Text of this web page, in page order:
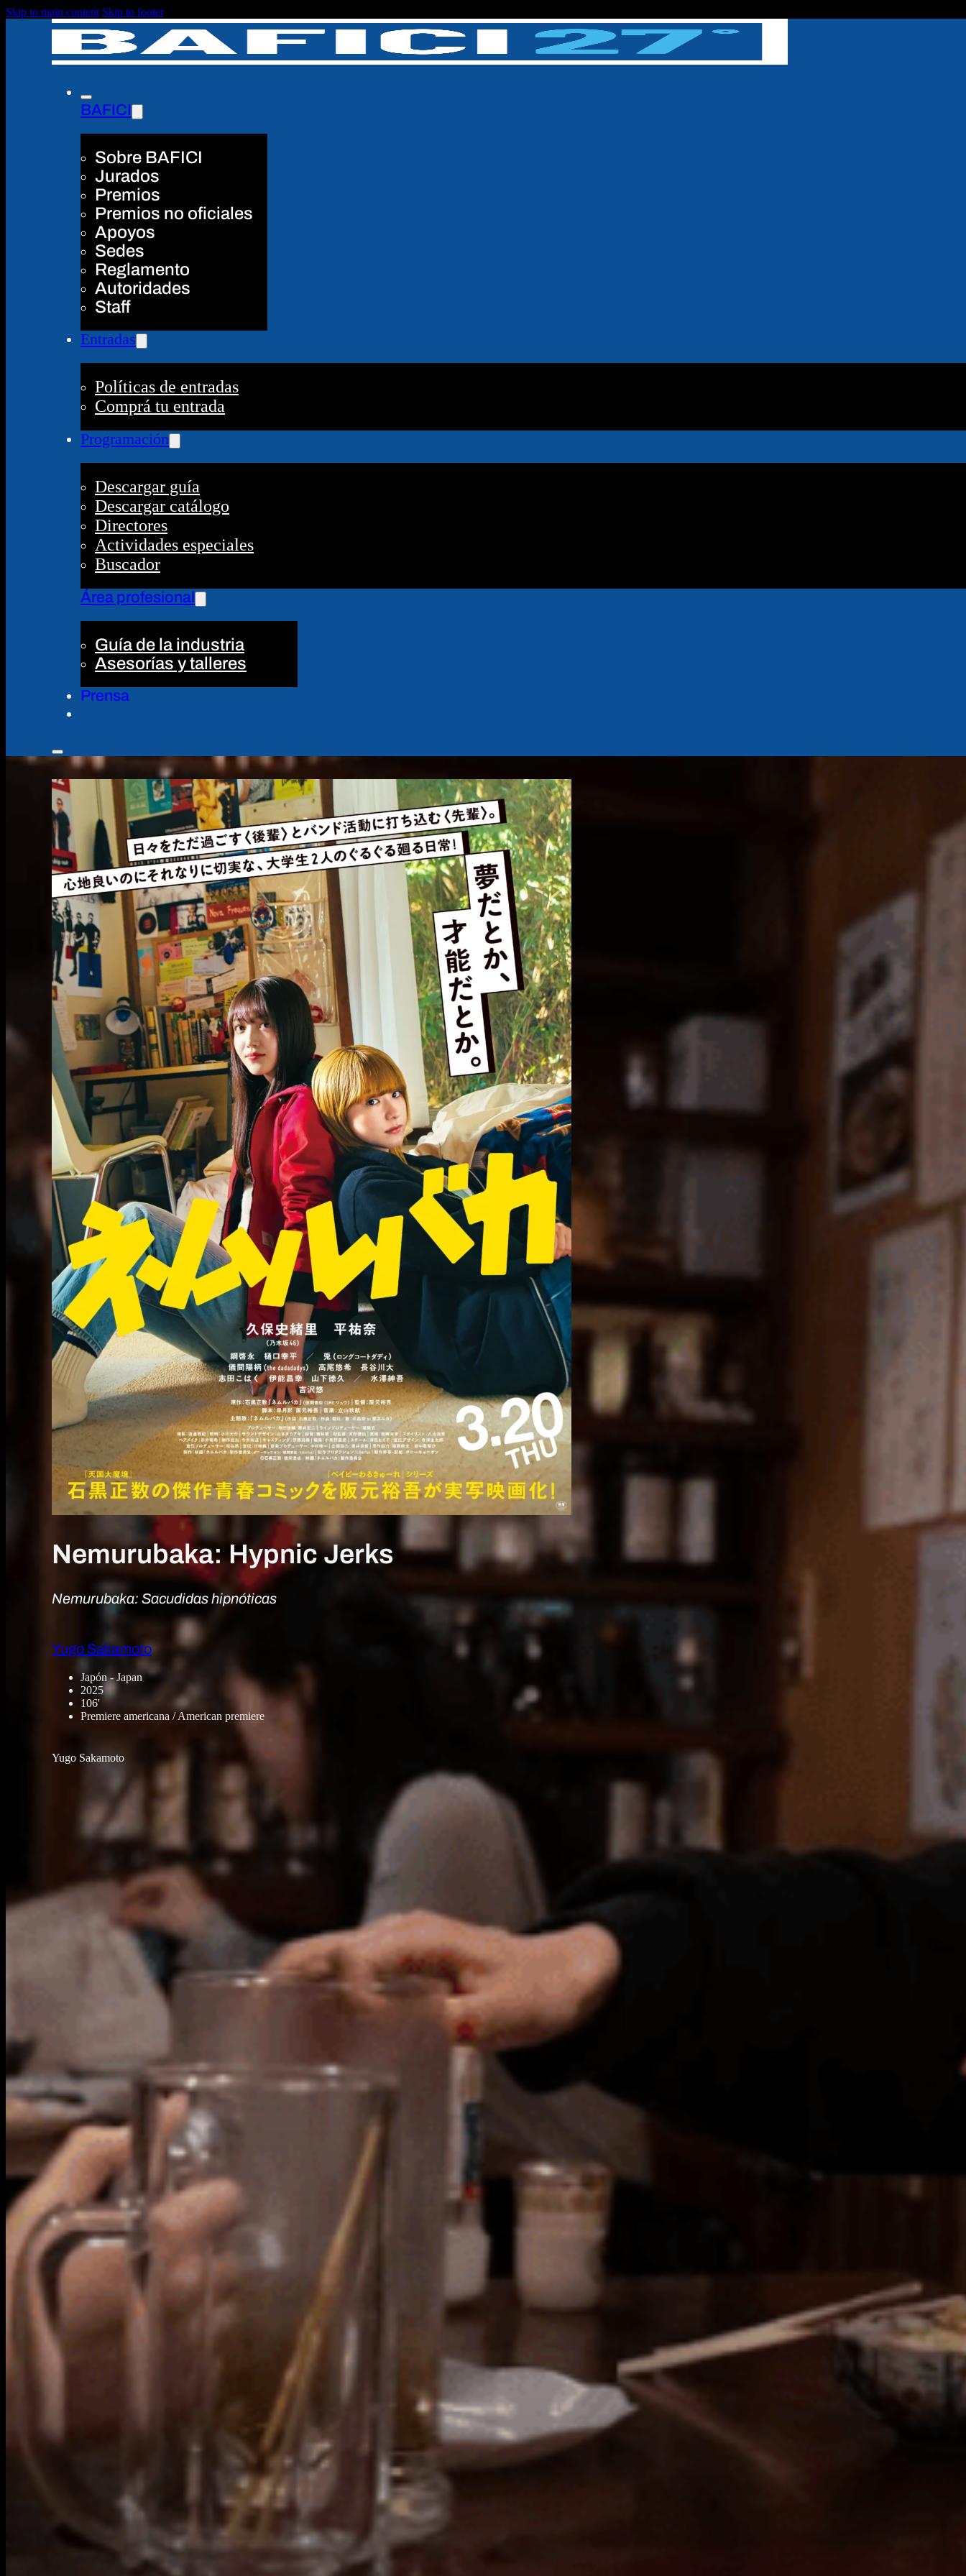
Skip to main content Skip to footer
BAFICI
Sobre BAFICI
Jurados
Premios
Premios no oficiales
Apoyos
Sedes
Reglamento
Autoridades
Staff
Entradas
Políticas de entradas
Comprá tu entrada
Programación
Descargar guía
Descargar catálogo
Directores
Actividades especiales
Buscador
Área profesional
Guía de la industria
Asesorías y talleres
Prensa
Nemurubaka: Hypnic Jerks
Nemurubaka: Sacudidas hipnóticas
Yugo Sakamoto
Japón - Japan
2025
106'
Premiere americana / American premiere
Yugo Sakamoto